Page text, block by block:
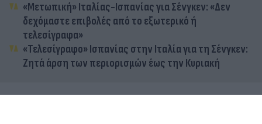
«Μετωπική» Ιταλίας-Ισπανίας για Σένγκεν: «Δεν
δεχόμαστε επιβολές από το εξωτερικό ή
τελεσίγραφα»
«Τελεσίγραφο» Ισπανίας στην Ιταλία για τη Σένγκεν:
Ζητά άρση των περιορισμών έως την Κυριακή